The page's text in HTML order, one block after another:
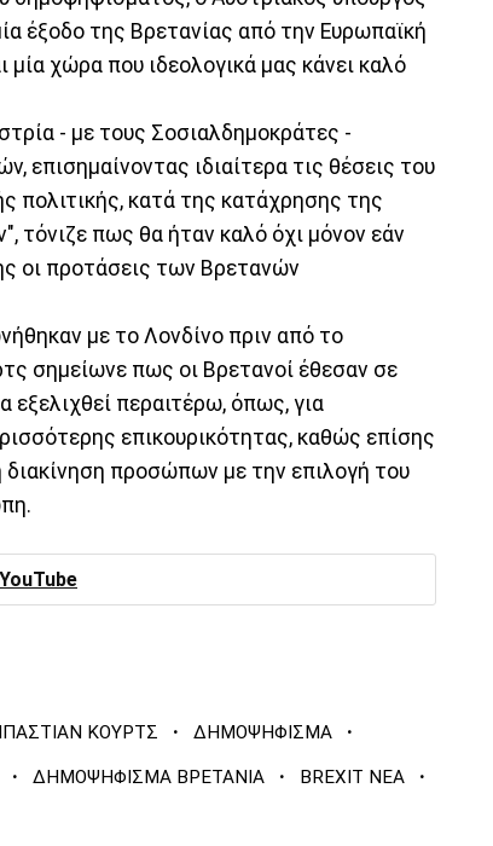
έξοδο της Βρετανίας από την Ευρωπαϊκή
χώρα που ιδεολογικά μας κάνει καλό
- με τους Σοσιαλδημοκράτες -
επισημαίνοντας ιδιαίτερα τις θέσεις του
πολιτικής, κατά της κατάχρησης της
τόνιζε πως θα ήταν καλό όχι μόνον εάν
οι προτάσεις των Βρετανών
με το Λονδίνο πριν από το
σημείωνε πως οι Βρετανοί έθεσαν σε
εξελιχθεί περαιτέρω, όπως, για
επικουρικότητας, καθώς επίσης
διακίνηση προσώπων με την επιλογή του
YouTube
ΚΟΥΡΤΣ · ΔΗΜΟΨΗΦΙΣΜΑ ·
· ΔΗΜΟΨΗΦΙΣΜΑ ΒΡΕΤΑΝΙΑ · BREXIT ΝΕΑ ·